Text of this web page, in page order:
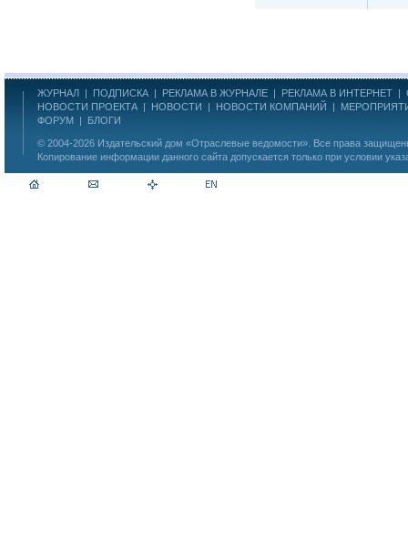
ЖУРНАЛ | ПОДПИСКА | РЕКЛАМА В ЖУРНАЛЕ | РЕКЛАМА В ИНТЕРНЕТ |
НОВОСТИ ПРОЕКТА | НОВОСТИ | НОВОСТИ КОМПАНИЙ |
ФОРУМ | БЛОГИ
© 2004-2026 Издательский дом «Отраслевые ведомости» . Все права
Копирование информации данного сайта допускается только при условии